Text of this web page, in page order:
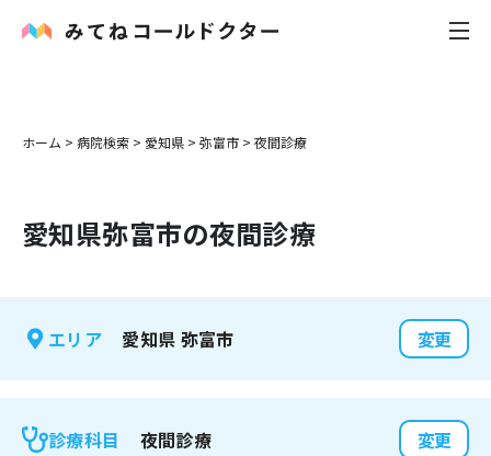
内科
花粉症
感染症
ホーム > 病院検索 > 愛知県 > 弥富市 > 夜間診療
愛知県弥富市の夜間診療
エリア 愛知県 弥富市 変更
診療科目 夜間診療 変更